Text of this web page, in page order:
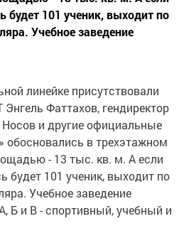
будет 101 ученик, выходит по
Учебное заведение
линейке присутствовали
Фаттахов, гендиректор
и другие официальные
в трехэтажном
- 13 тыс. кв. м. А если
будет 101 ученик, выходит по
Учебное заведение
Б и В - спортивный, учебный и